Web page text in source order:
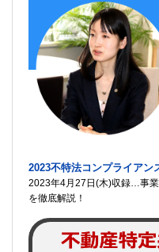
2023不特法コンプライアン
2023年4月27日(木)収録…事
を徹底解説！